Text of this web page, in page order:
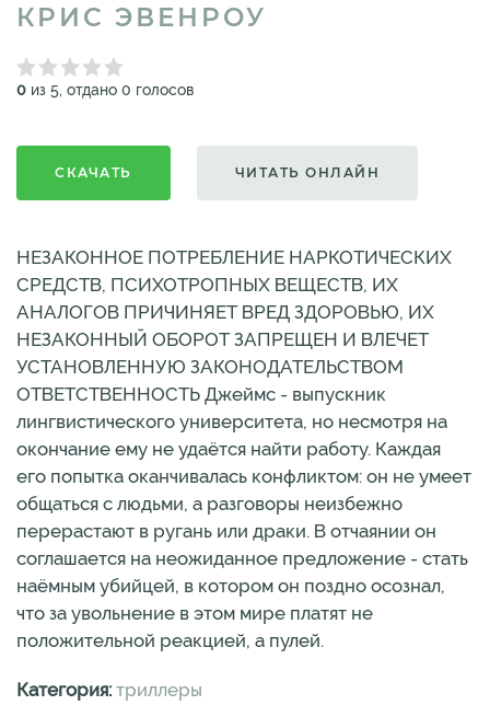
КРИС ЭВЕНРОУ
0 из 5, отдано 0 голосов
СКАЧАТЬ ЧИТАТЬ ОНЛАЙН
НЕЗАКОННОЕ ПОТРЕБЛЕНИЕ НАРКОТИЧЕСКИХ
СРЕДСТВ, ПСИХОТРОПНЫХ ВЕЩЕСТВ, ИХ
АНАЛОГОВ ПРИЧИНЯЕТ ВРЕД ЗДОРОВЬЮ, ИХ
НЕЗАКОННЫЙ ОБОРОТ ЗАПРЕЩЕН И ВЛЕЧЕТ
УСТАНОВЛЕННУЮ ЗАКОНОДАТЕЛЬСТВОМ
ОТВЕТСТВЕННОСТЬ Джеймс - выпускник
лингвистического университета, но несмотря на
окончание ему не удаётся найти работу. Каждая
его попытка оканчивалась конфликтом: он не умеет
общаться с людьми, а разговоры неизбежно
перерастают в ругань или драки. В отчаянии он
соглашается на неожиданное предложение - стать
наёмным убийцей, в котором он поздно осознал,
что за увольнение в этом мире платят не
положительной реакцией, а пулей.
Категория: триллеры